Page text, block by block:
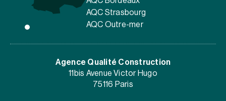
AQC Strasbourg
AQC Outre-mer
Agence Qualité Construction
11bis Avenue Victor Hugo
75116 Paris